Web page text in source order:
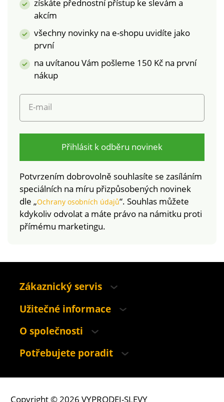
nad rámec platných
norem. Perte na 30
°C.
získáte přednostní přístup ke slevám a
akcím
všechny novinky na e-shopu uvidíte jako
první
na uvítanou Vám pošleme 150 Kč na první
nákup
E-mail
Přihlásit k odběru novinek
Potvrzením dobrovolně souhlasíte se zasíláním
speciálních na míru přizpůsobených novinek
dle „Ochrany osobních údajů“. Souhlas můžete
kdykoliv odvolat a máte právo na námitku proti
přímému marketingu.
Zákaznický servis
Užitečné informace
O společnosti
Potřebujete poradit
Copyright © 2026 VYPRODEJ-SLEVY